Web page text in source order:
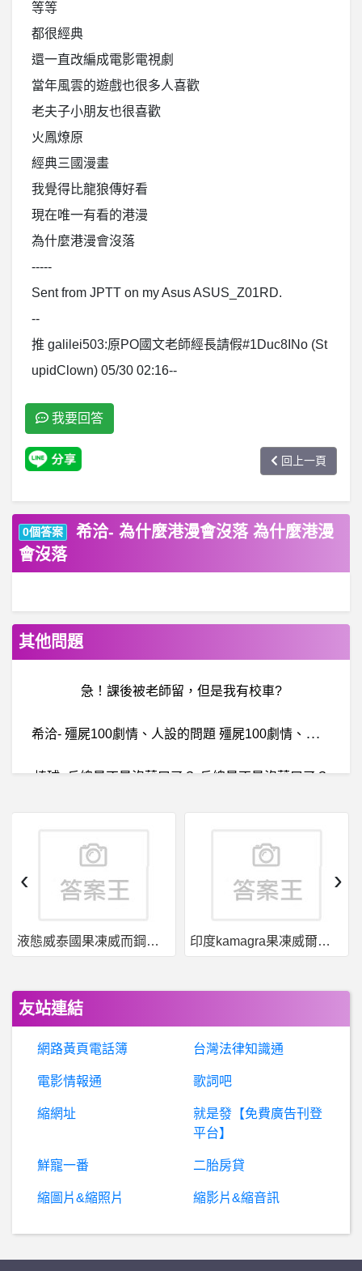
等等
都很經典
還一直改編成電影電視劇
當年風雲的遊戲也很多人喜歡
老夫子小朋友也很喜歡
火鳳燎原
經典三國漫畫
我覺得比龍狼傳好看
現在唯一有看的港漫
為什麼港漫會沒落
-----
Sent from JPTT on my Asus ASUS_Z01RD.
--
推 galilei503:原PO國文老師經長請假#1Duc8INo (St
upidClown) 05/30 02:16--
我要回答
回上一頁
0個答案
希洽- 為什麼港漫會沒落 為什麼港漫
會沒落
其他問題
急！課後被老師留，但是我有校車?
希
洽- 殭屍100劇情、人設的問題 殭屍100劇情、人設的問題
棒球- 丘總是不是沒藉口了？ 丘總是不是沒藉口了？
BaseballXXXX- 奶哥猛歐 奶哥猛歐
Boyzone- 把音樂轉到電腦後...
女人話題- 被陌生男一直盯著看 被陌生男一直盯著看
股
票- 航運200跟台積電679那個難? 航運200跟台積電679那個難?
我
是名國中生，最近有一個和親子關係有關的煩惱，主要是我認為我的家人過度保護我，還有無法放手讓我長大，想請教大家的建議?
美式 RPG- Win10能玩Tes3嗎
液態威泰國果凍威而鋼哪裡買 印度kamagra果凍威爾剛用於治療男性勃起功能障礙
‹ ›
友站連結
網路黃頁電話簿 台灣法律知識通
電影情報通 歌詞吧
縮網址
就是發【免費廣告刊登
平台】
鮮寵一番 二胎房貸
縮圖片&縮照片 縮影片&縮音訊